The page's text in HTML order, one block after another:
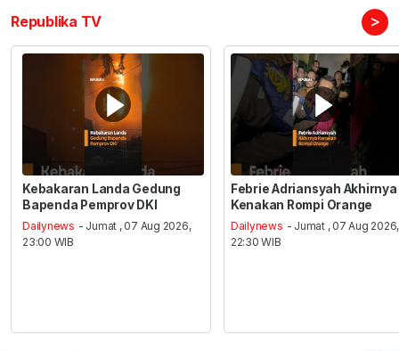
Republika TV >
Kebakaran Landa Gedung
Bapenda Pemprov DKI
Dailynews - Jumat , 07 Aug 2026,
23:00 WIB
Febrie Adriansyah Akhirnya
Kenakan Rompi Orange
Dailynews - Jumat , 07 Aug 2026,
22:30 WIB